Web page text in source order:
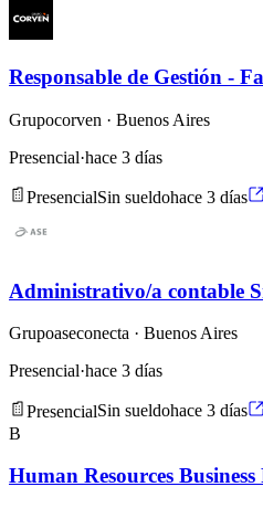
Responsable de Gestión -
Grupocorven · Buenos Aires
Presencial·hace 3 días
PresencialSin sueldohace 3 días
Administrativo/a contable
Grupoaseconecta · Buenos Aires
Presencial·hace 3 días
PresencialSin sueldohace 3 días
B
Human Resources